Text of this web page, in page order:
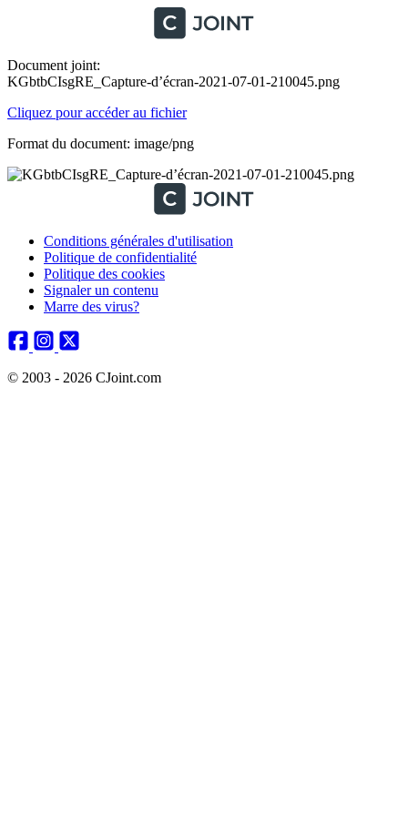
Document joint:
KGbtbCIsgRE_Capture-d’écran-2021-07-01-210045.png
Cliquez pour accéder au fichier
Format du document: image/png
Conditions générales d'utilisation
Politique de confidentialité
Politique des cookies
Signaler un contenu
Marre des virus?
© 2003 - 2026 CJoint.com